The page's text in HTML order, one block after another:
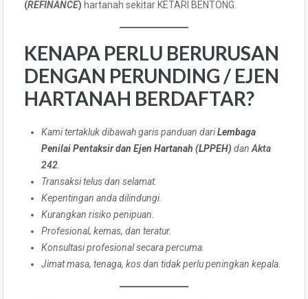
(REFINANCE) hartanah sekitar KETARI BENTONG.
KENAPA PERLU BERURUSAN
DENGAN PERUNDING / EJEN
HARTANAH BERDAFTAR?
Kami tertakluk dibawah garis panduan dariLembaga
Penilai Pentaksir dan Ejen Hartanah (LPPEH) dan Akta
242
Transaksi telus dan selamat.
Kepentingan anda dilindungi.
Kurangkan risiko penipuan.
Profesional, kemas, dan teratur.
Konsultasi profesional secara percuma.
Jimat masa, tenaga, kos dan tidak perlu peningkan kepala.